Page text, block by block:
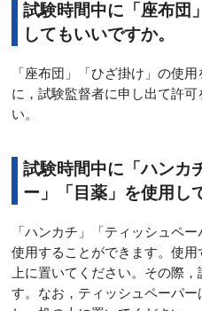
試験時間中に「座布団
してもいいですか。
「座布団」「ひざ掛け」の使
に，試験監督者に申し出て許
い。
試験時間中に「ハンカ
ー」「目薬」を使用し
「ハンカチ」「ティッシュペ
使用することができます。使
上に置いてください。その際
す。なお，ティッシュペーパ